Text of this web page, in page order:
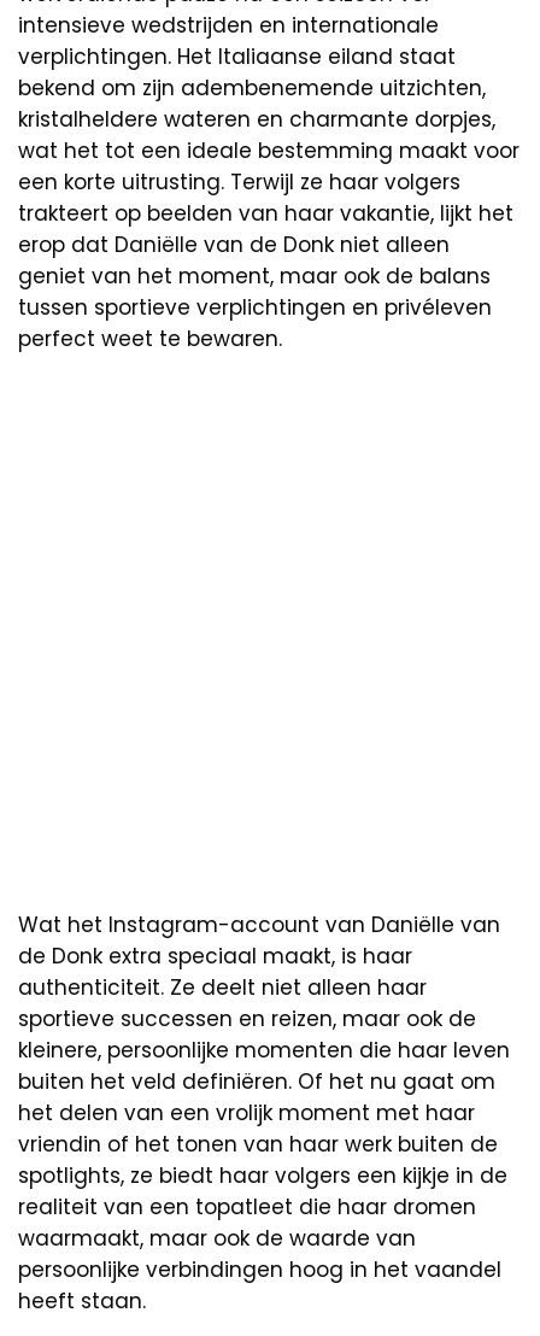
intensieve wedstrijden en internationale
verplichtingen. Het Italiaanse eiland staat
bekend om zijn adembenemende uitzichten,
kristalheldere wateren en charmante dorpjes,
wat het tot een ideale bestemming maakt voor
een korte uitrusting. Terwijl ze haar volgers
trakteert op beelden van haar vakantie, lijkt het
erop dat Daniëlle van de Donk niet alleen
geniet van het moment, maar ook de balans
tussen sportieve verplichtingen en privéleven
perfect weet te bewaren.
Wat het Instagram-account van Daniëlle van
de Donk extra speciaal maakt, is haar
authenticiteit. Ze deelt niet alleen haar
sportieve successen en reizen, maar ook de
kleinere, persoonlijke momenten die haar leven
buiten het veld definiëren. Of het nu gaat om
het delen van een vrolijk moment met haar
vriendin of het tonen van haar werk buiten de
spotlights, ze biedt haar volgers een kijkje in de
realiteit van een topatleet die haar dromen
waarmaakt, maar ook de waarde van
persoonlijke verbindingen hoog in het vaandel
heeft staan.